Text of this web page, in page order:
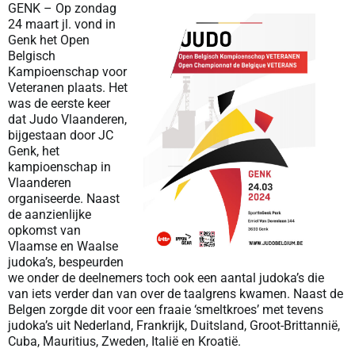
GENK – Op zondag
24 maart jl. vond in
Genk het Open
Belgisch
Kampioenschap voor
Veteranen plaats. Het
was de eerste keer
dat Judo Vlaanderen,
bijgestaan door JC
Genk, het
kampioenschap in
Vlaanderen
organiseerde. Naast
de aanzienlijke
opkomst van
Vlaamse en Waalse
judoka’s, bespeurden
we onder de deelnemers toch ook een aantal judoka’s die
van iets verder dan van over de taalgrens kwamen. Naast de
Belgen zorgde dit voor een fraaie ‘smeltkroes’ met tevens
judoka’s uit Nederland, Frankrijk, Duitsland, Groot-Brittannië,
Cuba, Mauritius, Zweden, Italië en Kroatië.